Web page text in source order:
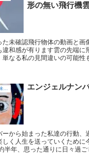
形の無い飛行機
た未確認飛行物体の動画と画
違和感が有ります雲の先端に
なる私の見間違いの可能性
オリジナル画像で綴る未確認飛行物体（UFO) エンジェルナン
ーから始まった私達の行動、
しく人生を送っていくために
半年、思った通りに日々過